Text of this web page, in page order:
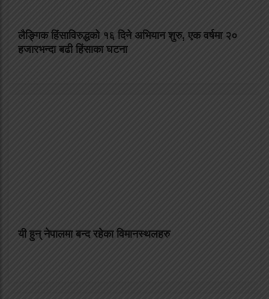
लैङ्गिक हिंसाविरुद्धको १६ दिने अभियान शुरु, एक वर्षमा २०
हजारभन्दा बढी हिंसाका घटना
यी हुन् नेपालमा बन्द रहेका विमानस्थलहरु